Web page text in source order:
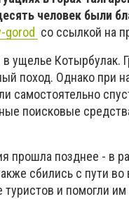
человек были
gorod со ссылкой на
ущелье Котырбулак.
поход. Однако при
самостоятельно
поисковые
прошла позднее - в
сбились с пути
и помогли им